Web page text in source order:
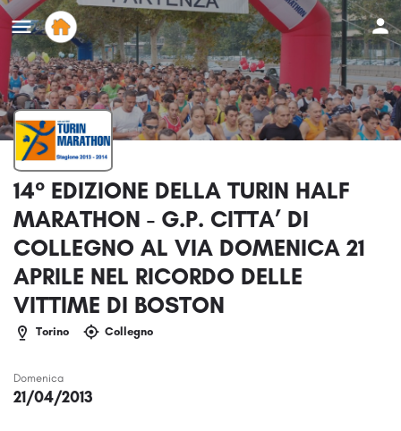
14° EDIZIONE DELLA TURIN HALF
MARATHON - G.P. CITTA’ DI
COLLEGNO AL VIA DOMENICA 21
APRILE NEL RICORDO DELLE
VITTIME DI BOSTON
Torino Collegno
Domenica
21/04/2013